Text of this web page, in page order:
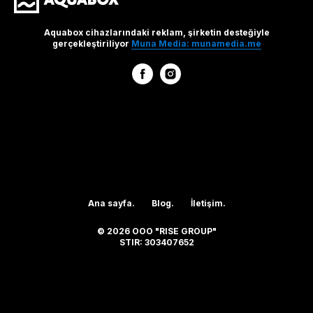
Aquabox cihazlarındaki reklam, şirketin desteğiyle
gerçekleştiriliyor Muna Media: munamedia.me
Ana sayfa. Blog. İletişim.
© 2026 OOO "RISE GROUP"
STIR: 303407652